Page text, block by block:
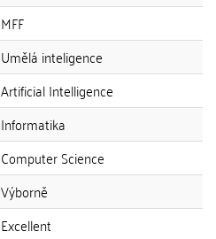
MFF
Umělá inteligence
Artificial Intelligence
Informatika
Computer Science
Výborně
Excellent